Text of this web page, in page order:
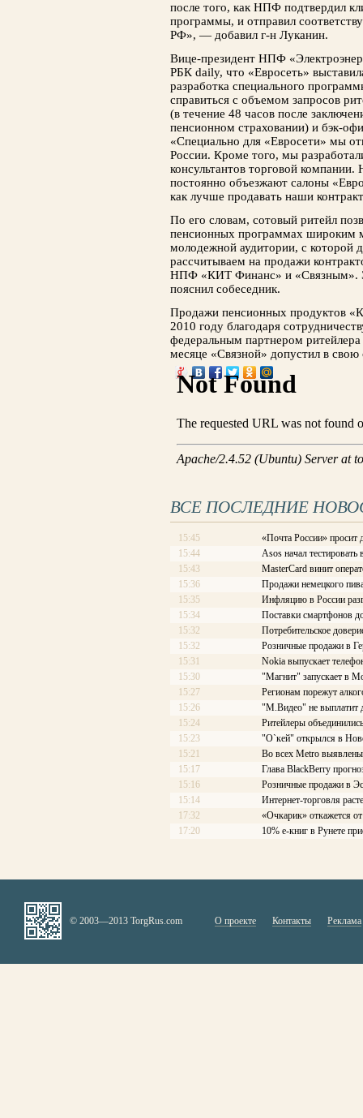
после того, как НПФ подтвердил
программы, и отправил
РФ», — добавил г-н Луканин.
Вице-президент НПФ
РБК daily, что «Евросеть»
разработка специального
справиться с объемом запросов
(в течение 48 часов после
пенсионном страховании) и бэк-
«Специально для «Евросети» мы
России. Кроме того, мы
консультантов торговой компании.
постоянно объезжают салоны
как лучше продавать наши
По его словам, сотовый ритейл
пенсионных программах широким
молодежной аудитории, с которой
рассчитываем на продажи
НПФ «КИТ Финанс» и «Связным».
пояснил собеседник.
Продажи пенсионных продуктов
2010 году благодаря
федеральным партнером
месяце «Связной» допустил в
ВСЕ ПОСЛЕДНИЕ
15:45
«Почта России» просит
15:44
Asos начал
15:43
MasterCard винит
15:36
Продажи немецкого
15:35
Инфляцию в России
15:34
Поставки смартфонов
15:32
Потребительское
15:32
Розничные продажи в
15:31
Nokia выпускает
15:30
"Магнит" запускает в
15:27
Регионам порежут
15:26
"М.Видео" не выплатит
15:24
Ритейлеры
15:23
"О`кей" открылся в
15:21
Во всех Metro
15:17
Глава BlackBerry
15:16
Розничные продажи в
15:14
Интернет-торговля
17:32
«Очкарик» откажется
17:20
10% е-книг в Рунете
© 2003—2013 TorgRus.com О проекте Контакты Реклама